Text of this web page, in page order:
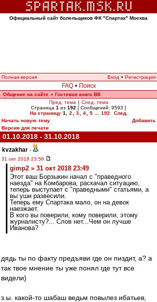
Официальный сайт болельщиков ФК "Спартак" Москва
Полная версия Вход • Регистрация
FAQ • Поиск
Общение на сайте » Гостевая книга ВВ
Пред. тема | След. тема
Страница 1 из 192 [ Сообщений: 9593 ]
На страницу 1 2 3 4 5 192
След.
Начать новую тему
Добавить
Версия для печати
01.10.2018 - 31.10.2018
kvzakhar -
31 окт 2018 23:56
gimp2 » 31 окт 2018 23:49
Этот ваш Борзыкин начал с "праведного
наезда" на Комбарова, раскачал ситуацию,
теперь выступает с "праведными" статьями, а
вы уши развесили.
Теперь ему Спартака мало, он на девок
наезжает.
В кого вы поверили, кому поверили, этому
журналисту?... Слов нет...Чем он лучше
Иванова?
дядь ты по факту предъяви где он пиздит, а? а
так твое мнение ты уже понял где тут все
видели)
з.ы. какой-то шабаш ведьм повылез ибатьев,